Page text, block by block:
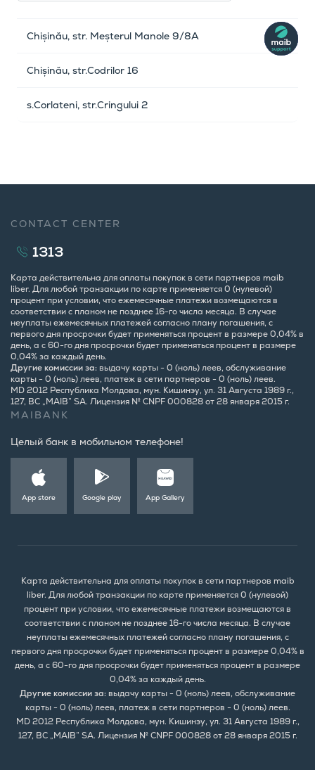
Chișinău, str. Meșterul Manole 9/8A
Chișinău, str.Codrilor 16
s.Corlateni, str.Cringului 2
CONTACT CENTER
1313
Карта действительна для оплаты покупок в сети партнеров maib
liber. Для любой транзакции по карте применяется 0 (нулевой)
процент при условии, что ежемесячные платежи возмещаются в
соответствии с планом не позднее 16-го числа месяца. В случае
неуплаты ежемесячных платежей согласно плану погашения, с
первого дня просрочки будет применяться процент в размере 0,04% в
день, а с 60-го дня просрочки будет применяться процент в размере
0,04% за каждый день.
Другие комиссии за:выдачу карты - 0 (ноль) леев, обслуживание
карты - 0 (ноль) леев, платеж в сети партнеров - 0 (ноль) леев.
MD 2012 Республика Молдова, мун. Кишинэу, ул. 31 Августа 1989 г.,
127, BC „MAIB” SA. Лицензия № CNPF 000828 от 28 января 2015 г.
MAIBANK
Целый банк в мобильном телефоне!
App store Google play App Gallery
Карта действительна для оплаты покупок в сети партнеров maib
liber. Для любой транзакции по карте применяется 0 (нулевой)
процент при условии, что ежемесячные платежи возмещаются в
соответствии с планом не позднее 16-го числа месяца. В случае
неуплаты ежемесячных платежей согласно плану погашения, с
первого дня просрочки будет применяться процент в размере 0,04% в
день, а с 60-го дня просрочки будет применяться процент в размере
0,04% за каждый день.
Другие комиссии за:выдачу карты - 0 (ноль) леев, обслуживание
карты - 0 (ноль) леев, платеж в сети партнеров - 0 (ноль) леев.
MD 2012 Республика Молдова, мун. Кишинэу, ул. 31 Августа 1989 г.,
127, BC „MAIB” SA. Лицензия № CNPF 000828 от 28 января 2015 г.